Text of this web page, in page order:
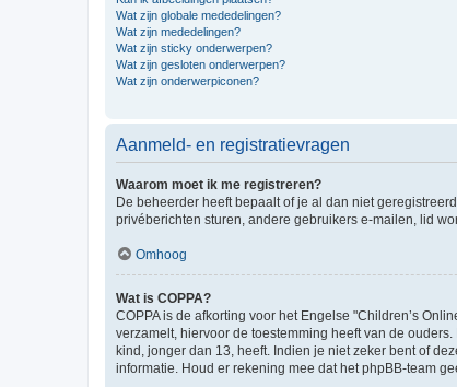
Wat zijn globale mededelingen?
Wat zijn mededelingen?
Wat zijn sticky onderwerpen?
Wat zijn gesloten onderwerpen?
Wat zijn onderwerpiconen?
Aanmeld- en registratievragen
Waarom moet ik me registreren?
De beheerder heeft bepaalt of je al dan niet
privéberichten sturen, andere gebruikers e-mailen, lid
Omhoog
Wat is COPPA?
COPPA is de afkorting voor het Engelse "Children’s
verzamelt, hiervoor de toestemming heeft van de
kind, jonger dan 13, heeft. Indien je niet zeker bent of
informatie. Houd er rekening mee dat het phpBB-team